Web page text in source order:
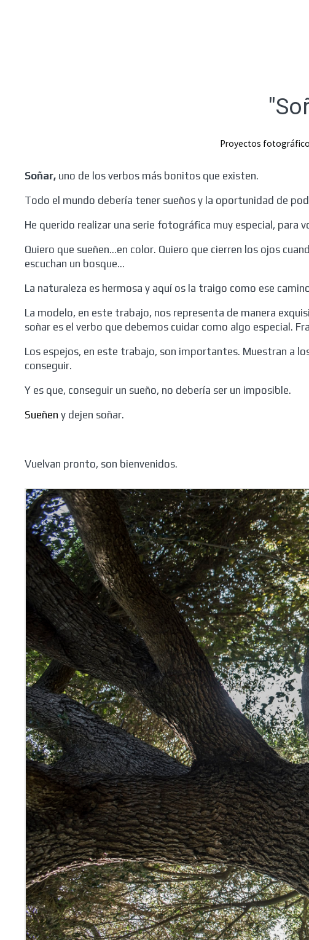
Proyectos
Soñar, uno de los verbos más bonitos que existen.
Todo el mundo debería tener sueños y la oportunidad de
He querido realizar una serie fotográfica muy especial, para
Quiero que sueñen...en color. Quiero que cierren los ojos
escuchan un bosque...
La naturaleza es hermosa y aquí os la traigo como ese
La modelo, en este trabajo, nos representa de manera
soñar es el verbo que debemos cuidar como algo especial.
Los espejos, en este trabajo, son importantes. Muestran a
conseguir.
Y es que, conseguir un sueño, no debería ser un imposible.
Sueñen y dejen soñar.
Vuelvan pronto, son bienvenidos.